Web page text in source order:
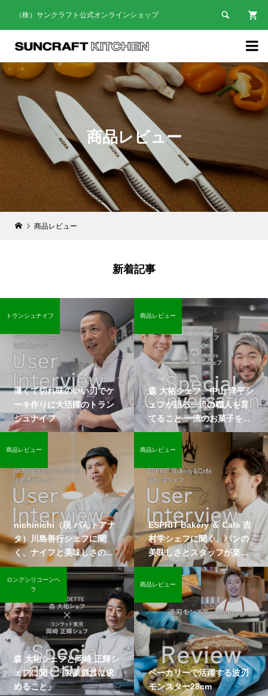
（株）サンクラフト公式オンラインショップ 

商品レビュー
商品レビュー
新着記事
薄くて切れ味のいい刃でケ
ーキ作りに大活躍のトラン
シュナイフ
トランシュナイフ
森 大祐シェフ、中山 洋平シ
ェフが語る一流の職人を育
てること 一流のお菓子を...
商品レビュー
nichinichi（現 パんトアナ
タ）川島善行シェフに聞
く、ナイフと美味しさの...
商品レビュー
ESPRIT Bakery ＆ Cafe 吉
村学シェフに聞く、パンの
美味しさとスタッフが楽...
商品レビュー
森 大祐シェフと岡崎 正輝シ
ェフに聞く「製菓道具に求
めること」
ロングシリコーンヘ
ラ
ベーカリーで活躍する波刃
モンスター28cm
商品レビュー